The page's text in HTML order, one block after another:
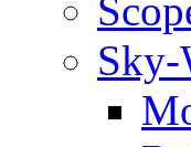
Sky-